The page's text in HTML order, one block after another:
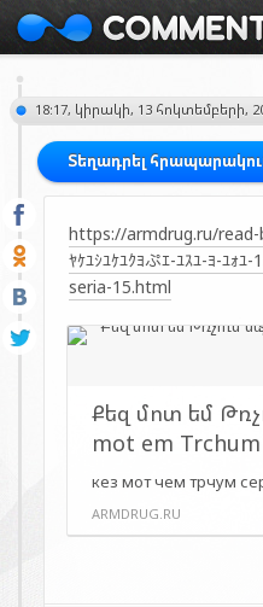
18:17, կիրակի, 13 հոկտեմբերի,
Տեղադրել
https://armdrug.ru/read-
ﾔｹﾕｼﾕｹﾕｸﾖぷｴ-ﾕｽﾕ-ﾖ-ﾕｫ
seria-15.html
Քեզ մոտ եմ
mot em
кез мот чем трчум
ARMDRUG.RU